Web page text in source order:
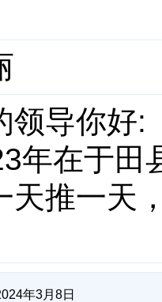
领导你好:
年在于田
天推一天
年3月8日